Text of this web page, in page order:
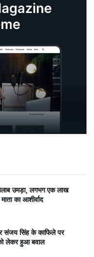
उमड़ा, लगभग एक लाख
का आशीर्वाद
संजय सिंह के काफिले पर
लेकर हुआ बवाल